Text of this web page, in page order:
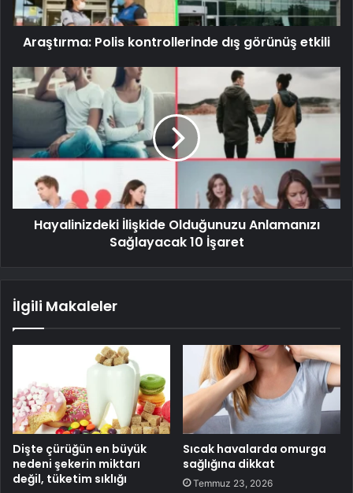
Araştırma: Polis kontrollerinde dış görünüş etkili
Hayalinizdeki İlişkide Olduğunuzu Anlamanızı
Sağlayacak 10 İşaret
İlgili Makaleler
Dişte çürüğün en büyük
nedeni şekerin miktarı
değil, tüketim sıklığı
Sıcak havalarda omurga
sağlığına dikkat
Temmuz 23, 2026